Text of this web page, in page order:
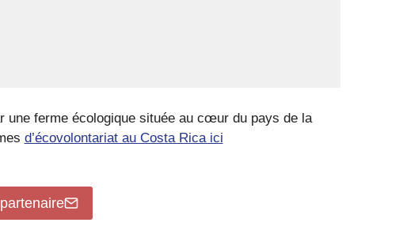
une ferme écologique située au cœur du pays de la
d’écovolontariat au Costa Rica ici